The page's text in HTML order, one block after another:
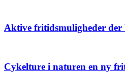
Aktive fritidsmuligheder
Cykelture i naturen en ny